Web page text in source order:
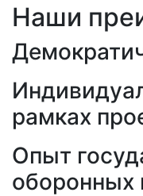
Наши
рамках
Опыт
оборонных